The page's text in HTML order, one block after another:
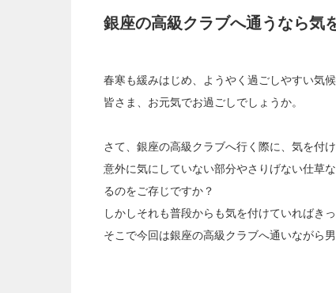
銀座の高級クラブへ通うなら気
春寒も緩みはじめ、ようやく過ごしやすい気
皆さま、お元気でお過ごしでしょうか。
さて、銀座の高級クラブへ行く際に、気を付
意外に気にしていない部分やさりげない仕草
るのをご存じですか？
しかしそれも普段からも気を付けていればき
そこで今回は銀座の高級クラブへ通いながら